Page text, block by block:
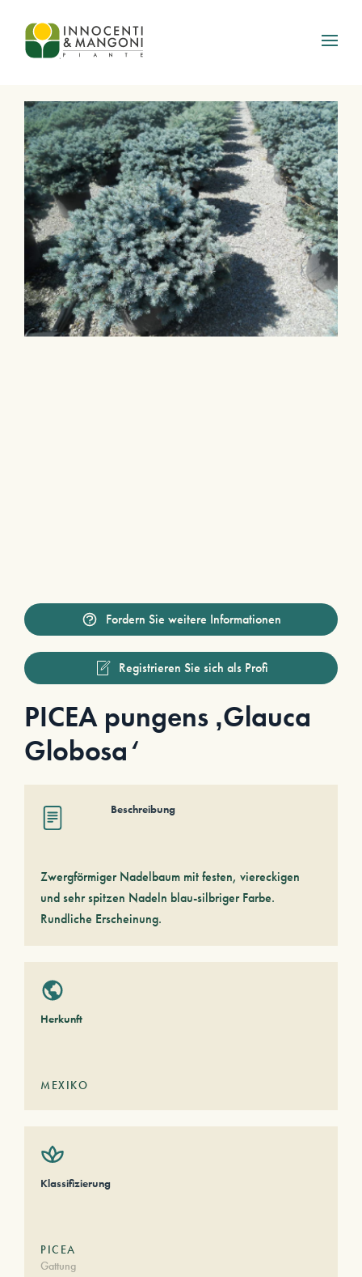
Skip to main content
Fordern Sie weitere Informationen
Registrieren Sie sich als Profi
PICEA pungens ‚Glauca
Globosa‘
Beschreibung
Zwergförmiger Nadelbaum mit festen, viereckigen
und sehr spitzen Nadeln blau-silbriger Farbe.
Rundliche Erscheinung.
Herkunft
MEXIKO
Klassifizierung
PICEA
Gattung